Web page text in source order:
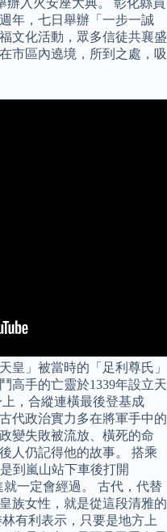
年，七日舉辦「一步一誠
文化活動，眾多信徒共襄盛
市區內遶境，所到之處，吸
皇」被當時的「足利尊氏」
高手的亡靈於1339年設立天
，合縱連橫最後登基成
代政治實力多在將軍手中的
變失敗被流放、橫死的命
人仍記得他的故事。 搭乘
到嵐山站下車後打開
就一定會經過。 古代，代替
族女性，就是從這段清雅的
有利表示，只要是地方上